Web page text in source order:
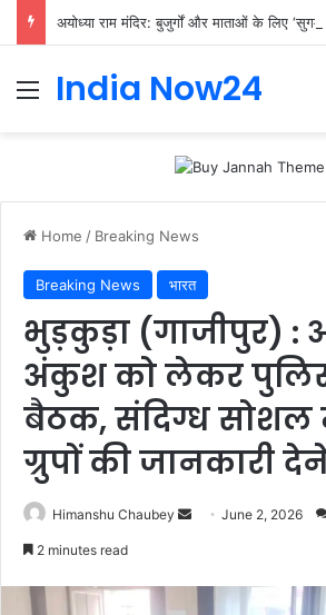
अयोध्या राम मंदिर: बुजुर्गों और माताओं के लिए ‘सुगम
India Now24
Home / Breaking News
Breaking News भारत
भुड़कुड़ा (गाजीपुर) :
अंकुश को लेकर
बैठक, संदिग्ध सोशल
ग्रुपों की जानकारी
Himanshu Chaubey June 2, 2026
2 minutes read